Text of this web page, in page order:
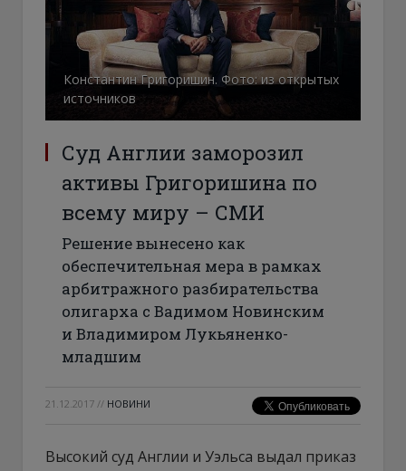
Константин Григоришин. Фото: из открытых
источников
Суд Англии заморозил
активы Григоришина по
всему миру – СМИ
Решение вынесено как
обеспечительная мера в рамках
арбитражного разбирательства
олигарха с Вадимом Новинским
и Владимиром Лукьяненко-
младшим
21.12.2017 // НОВИНИ
Высокий суд Англии и Уэльса выдал приказ